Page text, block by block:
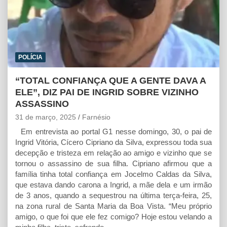
POLÍCIA
“TOTAL CONFIANÇA QUE A GENTE DAVA A
ELE”, DIZ PAI DE INGRID SOBRE VIZINHO
ASSASSINO
31 de março, 2025 Farnésio
Em entrevista ao portal G1 nesse domingo, 30, o pai de
Ingrid Vitória, Cícero Cipriano da Silva, expressou toda sua
decepção e tristeza em relação ao amigo e vizinho que se
tornou o assassino de sua filha. Cipriano afirmou que a
família tinha total confiança em Jocelmo Caldas da Silva,
que estava dando carona a Ingrid, a mãe dela e um irmão
de 3 anos, quando a sequestrou na última terça-feira, 25,
na zona rural de Santa Maria da Boa Vista. “Meu próprio
amigo, o que foi que ele fez comigo? Hoje estou velando a